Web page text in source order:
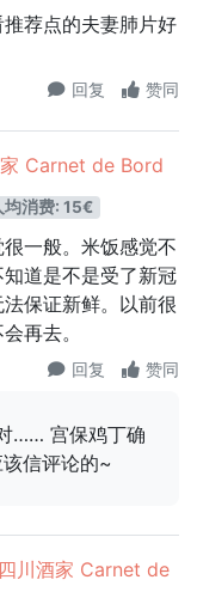
荐点的夫妻肺片好
回复 赞同
Carnet de Bord
均消费: 15€
一般。米饭感觉不
道是不是受了新冠
保证新鲜。以前很
再去。
回复 赞同
…… 宫保鸡丁确
信评论的~
川酒家 Carnet de